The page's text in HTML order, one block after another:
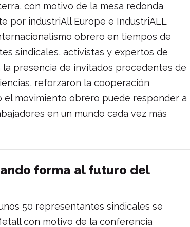
con motivo de la mesa redonda
por industriAll Europe e IndustriALL
obrero en tiempos de
sindicales, activistas y expertos de
presencia de invitados procedentes de
reforzaron la cooperación
movimiento obrero puede responder a
en un mundo cada vez más
forma al futuro del
50 representantes sindicales se
con motivo de la conferencia